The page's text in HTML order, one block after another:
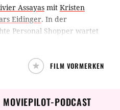
Assayas mit Kristen
Eidinger. In der
Personal Shopper wartet
ihres verschollenen Bruders.
FILM VORMERKEN
PODCAST